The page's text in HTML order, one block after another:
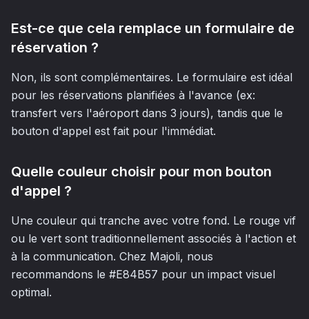
Est-ce que cela remplace un formulaire de
réservation ?
Non, ils sont complémentaires. Le formulaire est idéal
pour les réservations planifiées à l'avance (ex:
transfert vers l'aéroport dans 3 jours), tandis que le
bouton d'appel est fait pour l'immédiat.
Quelle couleur choisir pour mon bouton
d'appel ?
Une couleur qui tranche avec votre fond. Le rouge vif
ou le vert sont traditionnellement associés à l'action et
à la communication. Chez Majoli, nous
recommandons le #E84B57 pour un impact visuel
optimal.